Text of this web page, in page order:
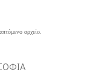
αρχείο.